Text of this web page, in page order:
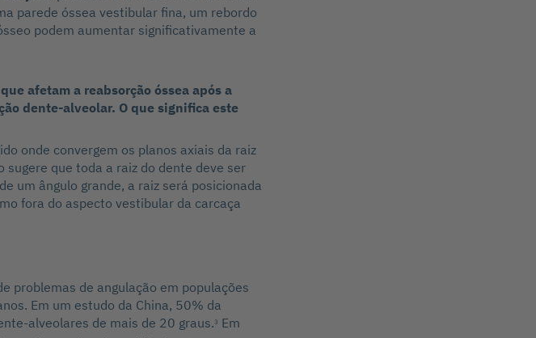
parede óssea vestibular fina, um rebordo
podem aumentar significativamente a
afetam a reabsorção óssea após a
dente-alveolar. O que significa este
onde convergem os planos axiais da raiz
sugere que toda a raiz do dente deve ser
um ângulo grande, a raiz será posicionada
fora do aspecto vestibular da carcaça
problemas de angulação em populações
Em um estudo da China, 50% da
alveolares de mais de 20 graus.3 Em